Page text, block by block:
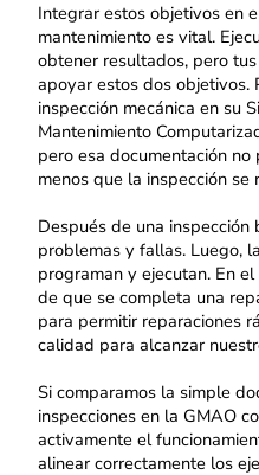
Integrar estos objetivos en
mantenimiento es vital.
obtener resultados, pero
apoyar estos dos objetivos.
inspección mecánica en su
Mantenimiento
pero esa documentación
menos que la inspección se
Después de una
problemas y fallas. Luego,
programan y ejecutan. En
de que se completa una
para permitir reparaciones
calidad para alcanzar
Si comparamos la simple
inspecciones en la GMAO
activamente el
alinear correctamente los